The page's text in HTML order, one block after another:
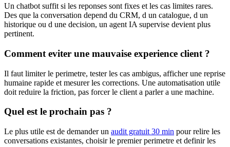
Un chatbot suffit si les reponses sont fixes et les cas limites rares.
Des que la conversation depend du CRM, d un catalogue, d un
historique ou d une decision, un agent IA supervise devient plus
pertinent.
Comment eviter une mauvaise experience client ?
Il faut limiter le perimetre, tester les cas ambigus, afficher une reprise
humaine rapide et mesurer les corrections. Une automatisation utile
doit reduire la friction, pas forcer le client a parler a une machine.
Quel est le prochain pas ?
Le plus utile est de demander un audit gratuit 30 min pour relire les
conversations existantes, choisir le premier perimetre et definir les